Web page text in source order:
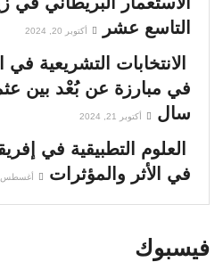
التاسع عشر
أكتوبر 20, 2024
الانتخابات التشريعية
في مبارزة عن بُعْد بين
سال
أكتوبر 21, 2024
العلوم التطبيقية في
في الأثر والمؤثرات
أغسطس 3, 2026
فيسبوك